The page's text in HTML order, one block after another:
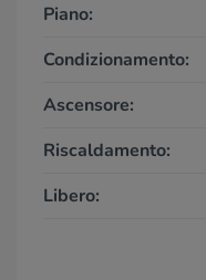
Piano:
Condizionamento:
Ascensore:
Riscaldamento:
Libero: